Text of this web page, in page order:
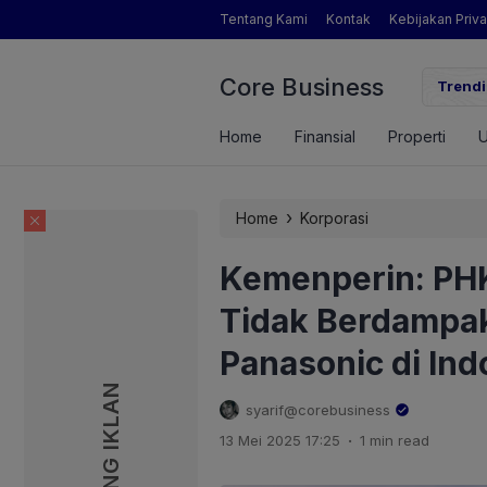
Tentang Kami Kontak Kebijakan
Core Business
Pertanian yang Dimaksud Mentan Amran?
Home Finansial Properti
Home › Korporasi
Kemenperin:
Tidak
Panasonic di
syarif@corebusiness
13 Mei 2025 17:25 . 1 min read